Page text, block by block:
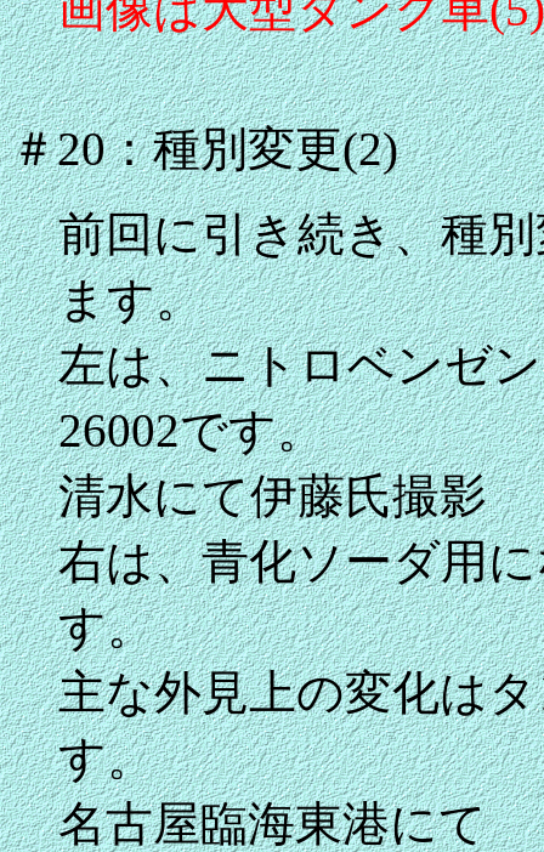
＃20：種別変更(2)
前回に引き続き、種
ます。
左は、ニトロベンゼ
26002です。
清水にて伊藤氏撮影
右は、青化ソーダ用
す。
主な外見上の変化は
す。
名古屋臨海東港にて